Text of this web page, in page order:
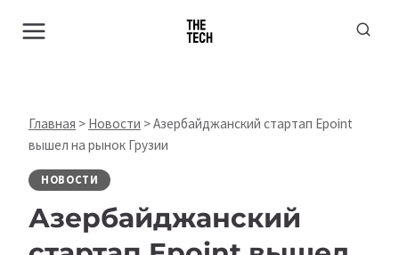
Главная > Новости >Азербайджанский стартап Epoint
вышел на рынок Грузии
НОВОСТИ
Азербайджанский